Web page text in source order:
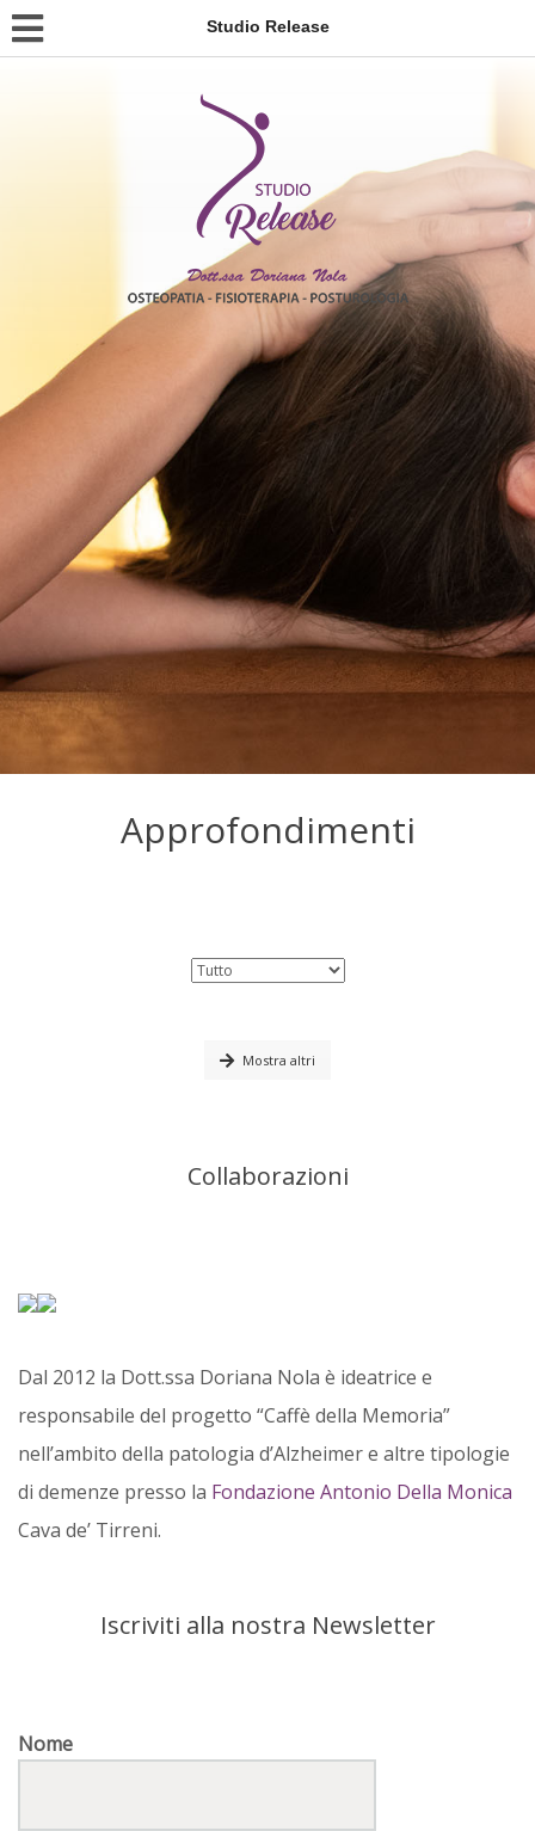
Studio Release
Approfondimenti
Mostra altri
Collaborazioni
Dal 2012 la Dott.ssa Doriana Nola è ideatrice e
responsabile del progetto “Caffè della Memoria”
nell’ambito della patologia d’Alzheimer e altre tipologie
di demenze presso la Fondazione Antonio Della Monica
Cava de’ Tirreni.
Iscriviti alla nostra Newsletter
Nome